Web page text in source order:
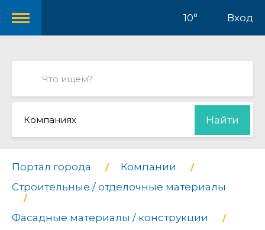
10° Вход
Компаниях Найти
Портал города
Компании
Строительные / отделочные материалы
Фасадные материалы / конструкции